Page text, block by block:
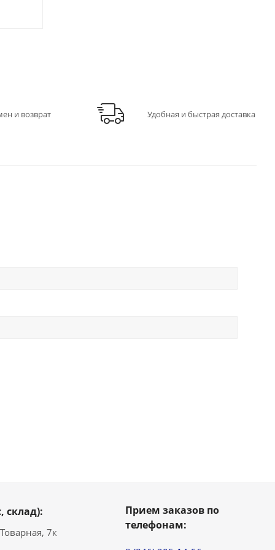
и возврат Удобная и быстрая доставка
склад):
7к
Прием заказов по
телефонам: